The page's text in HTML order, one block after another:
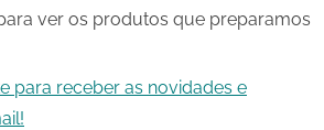
ver os produtos que preparamos
para receber as novidades e